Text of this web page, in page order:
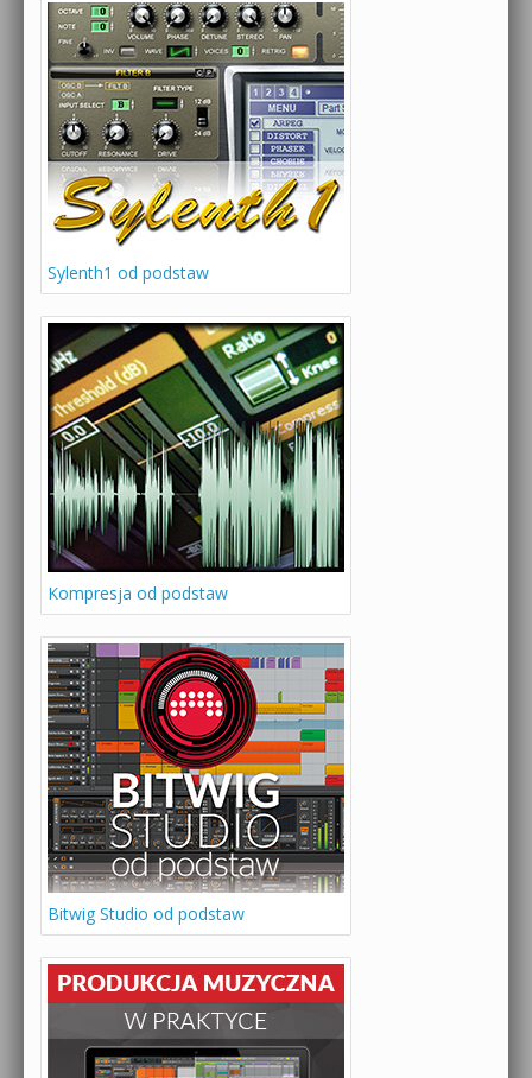
Sylenth1 od podstaw
Kompresja od podstaw
Bitwig Studio od podstaw